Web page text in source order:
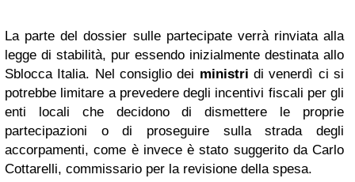
La parte del dossier sulle partecipate verrà rinviata alla
legge di stabilità, pur essendo inizialmente destinata allo
Sblocca Italia. Nel consiglio dei ministri di venerdì ci si
potrebbe limitare a prevedere degli incentivi fiscali per gli
enti locali che decidono di dismettere le proprie
partecipazioni o di proseguire sulla strada degli
accorpamenti, come è invece è stato suggerito da Carlo
Cottarelli, commissario per la revisione della spesa.